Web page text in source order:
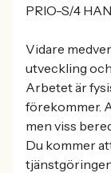
PRIO-S/4
Vidare
utveckling
Arbetet är
förekommer.
men viss
Du kommer